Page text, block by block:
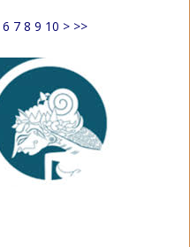
6 7 8 9 10 > >>